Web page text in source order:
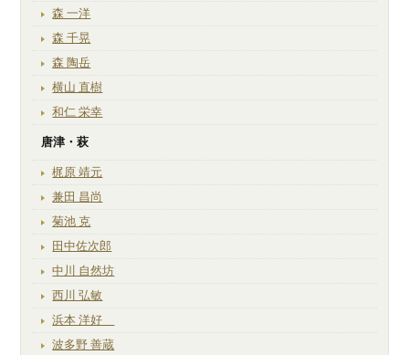
森 一洋
森 千晃
森 陶岳
横山 直樹
和仁 栄幸
唐津・萩
梶原 靖元
兼田 昌尚
菊池 克
田中佐次郎
中川 自然坊
西川 弘敏
浜本 洋好
波多野 善蔵